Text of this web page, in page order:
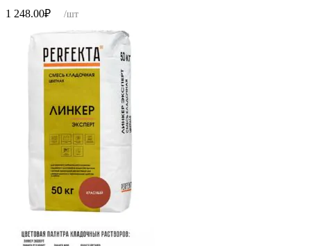
1 248.00₽ /шт